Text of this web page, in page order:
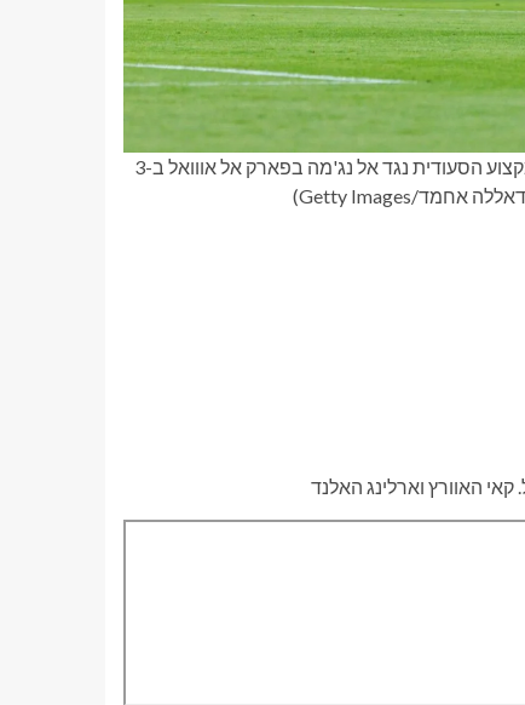
כריסטיאנו רונאלדו מבקיע את שערם השלישי במהלך משחק ליגת המקצוע הסעודית נגד אל נג'מה בפארק אל אווואל ב-3